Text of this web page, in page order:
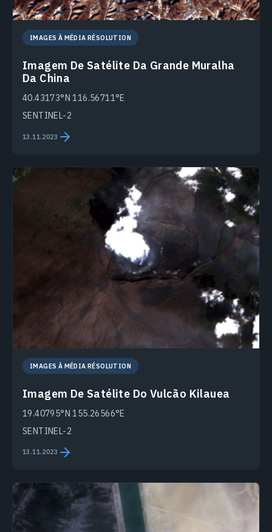
IMAGES À MÉDIA RÉSOLUTION
Imagem De Satélite Da Grande Muralha
Da China
40.43173°N 116.56711°E
SENTINEL-2
13.11.2023
IMAGES À MÉDIA RÉSOLUTION
Imagem De Satélite Do Vulcão Kilauea
19.40795°N 155.26566°E
SENTINEL-2
13.11.2023